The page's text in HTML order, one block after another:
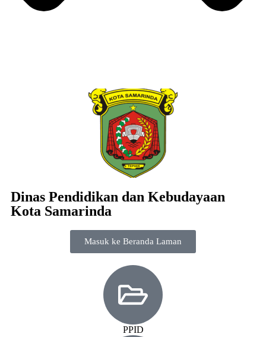
Dinas Pendidikan dan Kebudayaan
Kota Samarinda
Masuk ke Beranda Laman
PPID